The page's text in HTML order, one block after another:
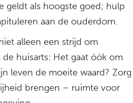
geldt als hoogste goed; hulp
aan de ouderdom.
alleen een strijd om
huisarts: Het gaat óók om
leven de moeite waard? Zorg
brengen – ruimte voor